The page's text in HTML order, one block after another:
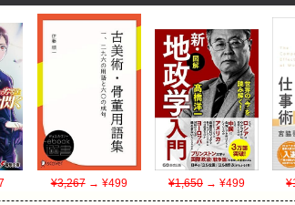
¥3,267→ ¥499 ¥1,650→ ¥499